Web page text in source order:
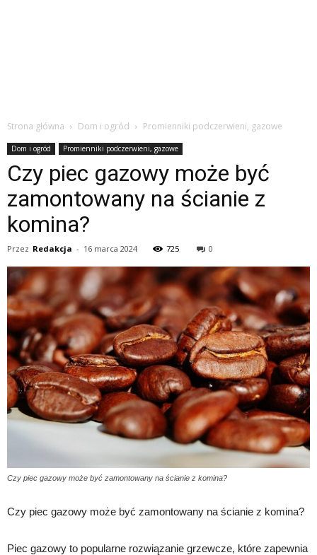
Strona główna Dom i ogród Promienniki podczerwieni, gazowe
Dom i ogród Promienniki podczerwieni, gazowe
Czy piec gazowy może być
zamontowany na ścianie z
komina?
Przez Redakcja - 16 marca 2024 725 0
Czy piec gazowy może być zamontowany na ścianie z komina?
Czy piec gazowy może być zamontowany na ścianie z komina?
Piec gazowy to popularne rozwiązanie grzewcze, które zapewnia